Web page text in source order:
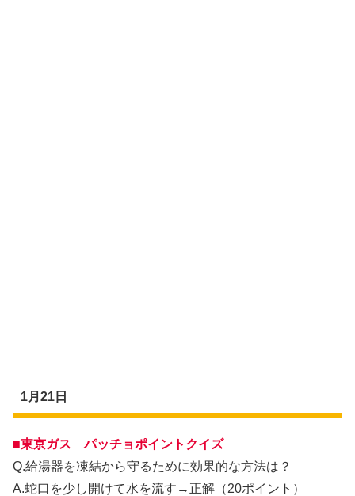
1月21日
■東京ガス パッチョポイントクイズ
Q.給湯器を凍結から守るために効果的な方法は？
A.蛇口を少し開けて水を流す→正解（20ポイント）